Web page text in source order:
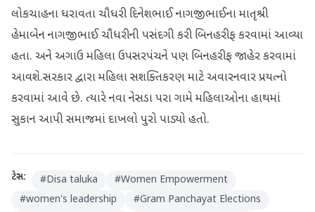
લોકચાહના ધરાવતા ચૌધરી દિનેશભાઈ નાગજીભાઈના માતૃશ્રી
હેમાબેન નાગજીભાઈ ચૌધરીની પસંદગી કરી બિનહરીફ કરવામાં આવ્યા
હતા. અને અગાઉ મહિલા ઉપસરપંચને પણ બિનહરીફ જાહેર કરવામાં
આવશે.સરકાર દ્વારા મહિલા સશક્તિકરણ માટે અવારનવાર પ્રયત્નો
કરવામાં આવે છે. ત્યારે નવા નેસડા પરા ગામે મહિલાઓના હાથમાં
સુકાન આપી સમાજમાં દાખલો પુરો પાડ્યો હતો.
ટેગ્સ: #Disa taluka #Women Empowerment
#women's leadership #Gram Panchayat Elections